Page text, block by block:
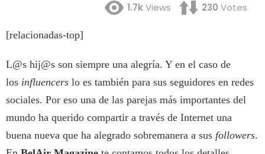
1.7kViews 230 Votes
[relacionadas-top]
L@s hij@s son siempre una alegría. Y en el caso de
los influencers lo es también para sus seguidores en redes
sociales. Por eso una de las parejas más importantes del
mundo ha querido compartir a través de Internet una
buena nueva que ha alegrado sobremanera a sus followers.